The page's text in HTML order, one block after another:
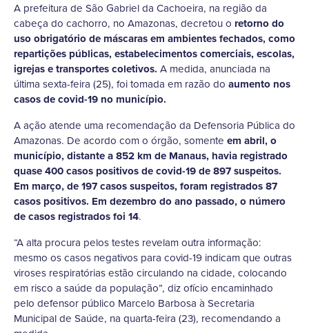
A prefeitura de São Gabriel da Cachoeira, na região da
cabeça do cachorro, no Amazonas, decretou o retorno do
uso obrigatório de máscaras em ambientes fechados, como
repartições públicas, estabelecimentos comerciais, escolas,
igrejas e transportes coletivos. A medida, anunciada na
última sexta-feira (25), foi tomada em razão do aumento nos
casos de covid-19 no município.
A ação atende uma recomendação da Defensoria Pública do
Amazonas. De acordo com o órgão, somente em abril, o
município, distante a 852 km de Manaus, havia registrado
quase 400 casos positivos de covid-19 de 897 suspeitos.
Em março, de 197 casos suspeitos, foram registrados 87
casos positivos. Em dezembro do ano passado, o número
de casos registrados foi 14.
“A alta procura pelos testes revelam outra informação:
mesmo os casos negativos para covid-19 indicam que outras
viroses respiratórias estão circulando na cidade, colocando
em risco a saúde da população”, diz ofício encaminhado
pelo defensor público Marcelo Barbosa à Secretaria
Municipal de Saúde, na quarta-feira (23), recomendando a